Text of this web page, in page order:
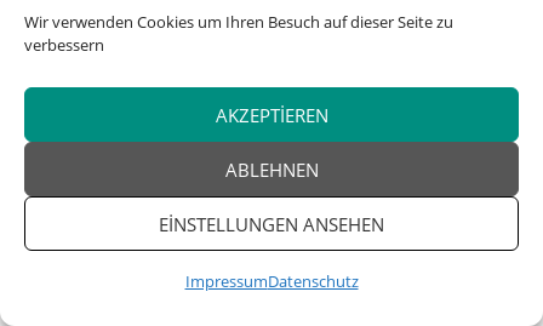
Wir verwenden Cookies um Ihren Besuch auf dieser Seite zu
verbessern
AKZEPTIEREN
ABLEHNEN
EINSTELLUNGEN ANSEHEN
ImpressumDatenschutz
9950_prod
Artistic body shots
Bahis siteleri